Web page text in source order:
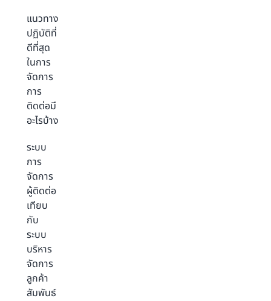
แนวทาง
ปฏิบัติที่
ดีที่สุด
ในการ
จัดการ
การ
ติดต่อมี
อะไรบ้าง
ระบบ
การ
จัดการ
ผู้ติดต่อ
เทียบ
กับ
ระบบ
บริหาร
จัดการ
ลูกค้า
สัมพันธ์